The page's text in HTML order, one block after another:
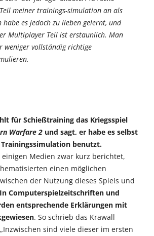
meiner trainings-simulation an als
habe es jedoch zu lieben gelernt, und
Multiplayer Teil ist erstaunlich. Man
weniger vollständig richtige
für Schießtraining das Kriegsspiel
Warfare 2 und sagt, er habe es selbst
benutzt.
Medien zwar kurz berichtet,
einen möglichen
der Nutzung dieses Spiels und
In Computerspielzeitschriften und
entsprechende Erklärungen mit
. So schrieb das Krawall
sind viele dieser im ersten